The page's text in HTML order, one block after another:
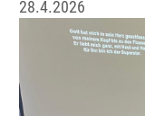
28.4.2026